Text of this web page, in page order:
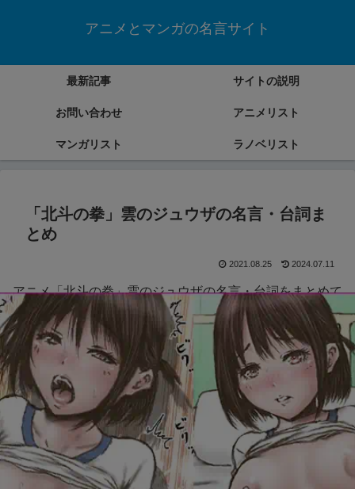
アニメとマンガの名言サイト
最新記事 サイトの説明
お問い合わせ アニメリスト
マンガリスト ラノベリスト
「北斗の拳」雲のジュウザの名言・台詞ま
とめ
2021.08.25 2024.07.11
アニメ「北斗の拳」雲のジュウザの名言・台詞をまとめて
いきます。